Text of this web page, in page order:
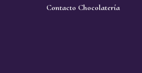
Contacto Chocolatería